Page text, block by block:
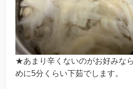
★あまり辛くないのがお好みな
めに5分くらい下茹でします。